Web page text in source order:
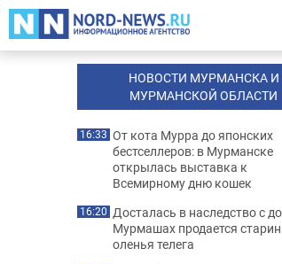
НОВОСТИ МУРМАНСКА И
МУРМАНСКОЙ ОБЛАСТИ
16:33 От кота Мурра до японских
бестселлеров: в Мурманске
открылась выставка к
Всемирному дню кошек
16:20 Досталась в наследство с
Мурмашах продается
оленья телега